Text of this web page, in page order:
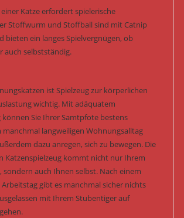
Katze erfordert spielerische
Stoffwurm und Stoffball sind mit Catnip
bieten ein langes Spielvergnügen, ob
auch selbstständig.
ist Spielzeug zur körperlichen
wichtig. Mit adäquatem
können Sie Ihrer Samtpfote bestens
manchmal langweiligen Wohnungsalltag
dazu anregen, sich zu bewegen. Die
Katzenspielzeug kommt nicht nur Ihrem
sondern auch Ihnen selbst. Nach einem
gibt es manchmal sicher nichts
mit Ihrem Stubentiger auf